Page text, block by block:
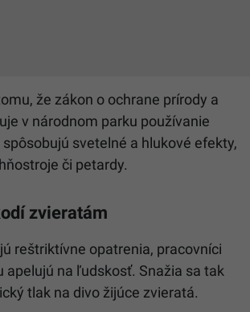
že zákon o ochrane prírody a
v národnom parku používanie
svetelné a hlukové efekty,
či petardy.
zvieratám
reštriktívne opatrenia, pracovníci
apelujú na ľudskosť. Snažia sa tak
tlak na divo žijúce zvieratá.